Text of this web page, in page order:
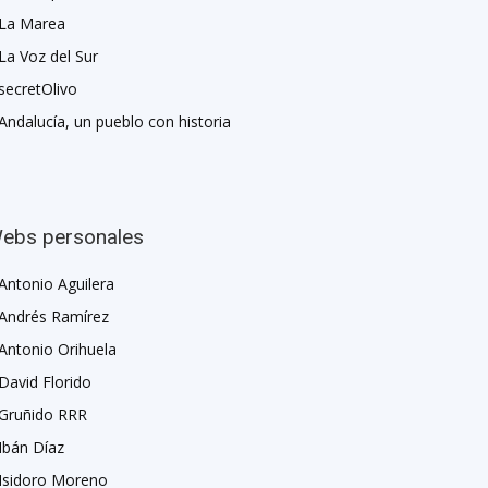
Marea
Voz del Sur
un pueblo con historia
personales
Aguilera
Ramírez
Orihuela
Florido
RRR
Díaz
Moreno